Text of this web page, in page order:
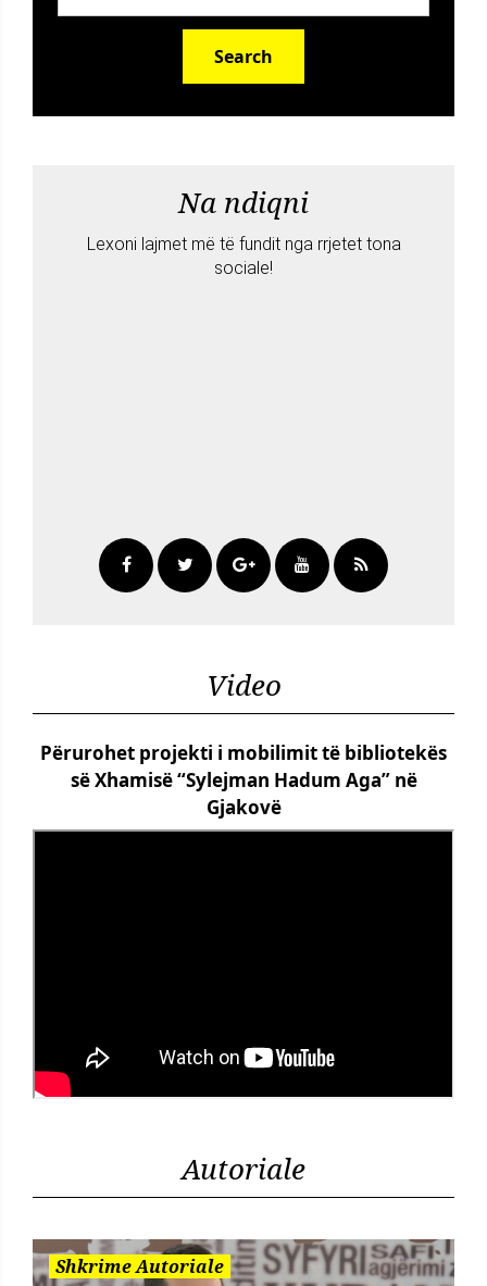
Search
Na ndiqni
Lexoni lajmet më të fundit nga rrjetet tona
sociale!
Video
Përurohet projekti i mobilimit të bibliotekës
së Xhamisë “Sylejman Hadum Aga” në
Gjakovë
Autoriale
Shkrime Autoriale